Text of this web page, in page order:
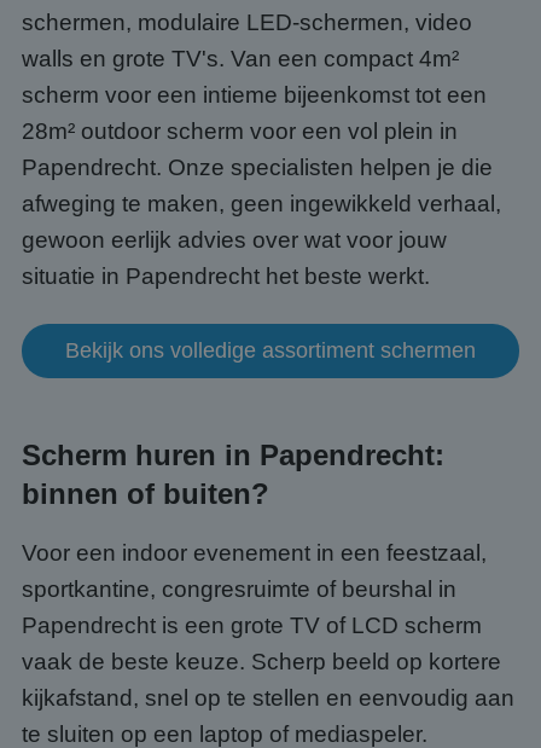
schermen, modulaire LED-schermen, video
walls en grote TV's. Van een compact 4m²
scherm voor een intieme bijeenkomst tot een
28m² outdoor scherm voor een vol plein in
Papendrecht. Onze specialisten helpen je die
afweging te maken, geen ingewikkeld verhaal,
gewoon eerlijk advies over wat voor jouw
situatie in Papendrecht het beste werkt.
Bekijk ons volledige assortiment schermen
Scherm huren in Papendrecht:
binnen of buiten?
Voor een indoor evenement in een feestzaal,
sportkantine, congresruimte of beurshal in
Papendrecht is een grote TV of LCD scherm
vaak de beste keuze. Scherp beeld op kortere
kijkafstand, snel op te stellen en eenvoudig aan
te sluiten op een laptop of mediaspeler.